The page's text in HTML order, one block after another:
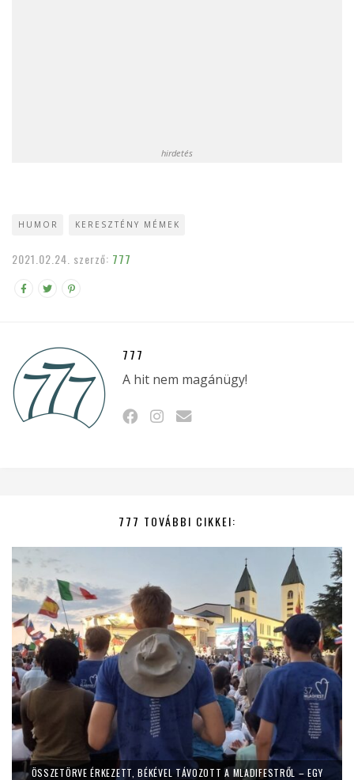
hirdetés
HUMOR KERESZTÉNY MÉMEK
2021.02.24. szerző: 777
777
A hit nem magánügy!
777 TOVÁBBI CIKKEI:
ÖSSZETÖRVE ÉRKEZETT, BÉKÉVEL TÁVOZOTT A MLADIFESTRŐL – EGY